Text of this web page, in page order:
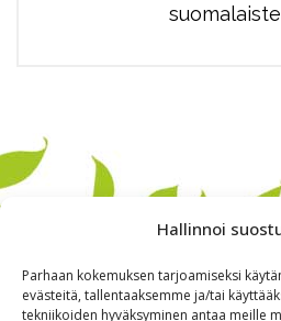
Hallinnoi
Parhaan kokemuksen tarjoamiseksi
evästeitä, tallentaaksemme ja/tai
tekniikoiden hyväksyminen antaa meille